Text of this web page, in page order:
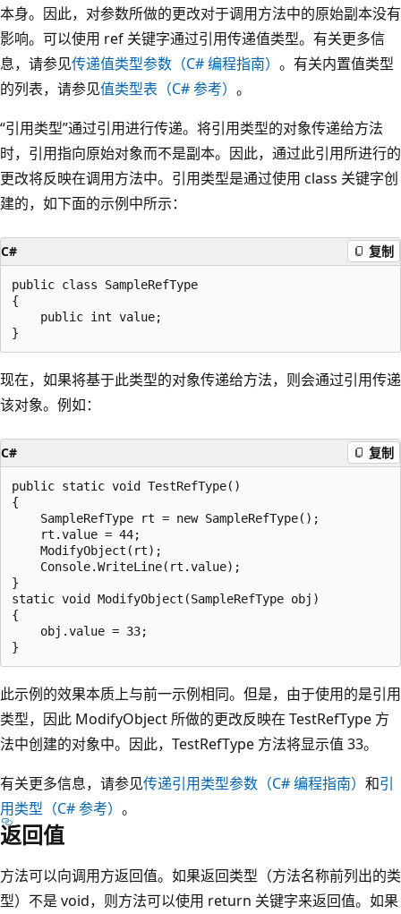
本身。因此，对参数所做的更改对于调用方法中的原始副本没有
影响。可以使用 ref 关键字通过引用传递值类型。有关更多信
息，请参见传递值类型参数（C# 编程指南） 。有关内置值类型
的列表，请参见值类型表（C# 参考） 。
“引用类型”通过引用进行传递。将引用类型的对象传递给方法
时，引用指向原始对象而不是副本。因此，通过此引用所进行的
更改将反映在调用方法中。引用类型是通过使用 class 关键字创
建的，如下面的示例中所示：
C# 复制
public class SampleRefType
{
    public int value;
现在，如果将基于此类型的对象传递给方法，则会通过引用传递
该对象。例如：
C# 复制
public static void TestRefType()
{
    SampleRefType rt = new SampleRefType();
    rt.value = 44;
    ModifyObject(rt);
    Console.WriteLine(rt.value);
}
static void ModifyObject(SampleRefType obj)
{
    obj.value = 33;
此示例的效果本质上与前一示例相同。但是，由于使用的是引用
类型，因此 ModifyObject 所做的更改反映在 TestRefType 方
法中创建的对象中。因此，TestRefType 方法将显示值 33。
有关更多信息，请参见传递引用类型参数（C# 编程指南） 和引
用类型（C# 参考） 。
返回值
方法可以向调用方返回值。如果返回类型（方法名称前列出的类
型）不是 void，则方法可以使用 return 关键字来返回值。如果